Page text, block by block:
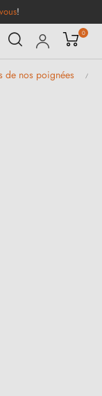
!
0
de nos poignées